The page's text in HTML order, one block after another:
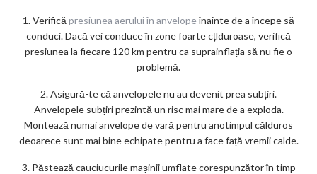
1. Verifică presiunea aerului în anvelopeînainte de a începe să
conduci. Dacă vei conduce în zone foarte cțlduroase, verifică
presiunea la fiecare 120 km pentru ca suprainflația să nu fie o
problemă.
2. Asigură-te că anvelopele nu au devenit prea subțiri.
Anvelopele subțiri prezintă un risc mai mare de a exploda.
Montează numai anvelope de vară pentru anotimpul călduros
deoarece sunt mai bine echipate pentru a face față vremii calde.
3. Păstează cauciucurile mașinii umflate corespunzător în timp